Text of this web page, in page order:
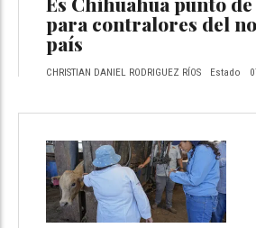
para contralores del
país
CHRISTIAN DANIEL RODRIGUEZ RÍOS Estado